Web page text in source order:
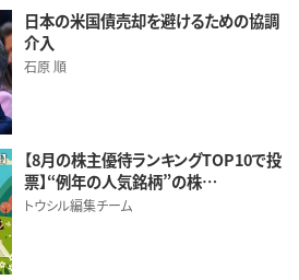
日本の米国債売却を避けるための協調
介入
石原 順
【8月の株主優待ランキングTOP10で投
票】“例年の人気銘柄”の株…
トウシル編集チーム